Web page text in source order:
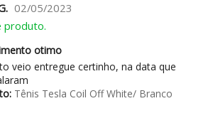
02/05/2023
produto.
otimo
veio entregue certinho, na data que
Tênis Tesla Coil Off White/ Branco